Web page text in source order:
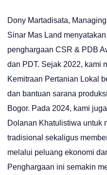
Dony Martadisata,
Sinar Mas Land
penghargaan CSR & PDB
dan PDT. Sejak 2022, kami
Kemitraan Pertanian Lokal
dan bantuan sarana
Bogor. Pada 2024, kami
Dolanan Khatulistiwa untuk
tradisional sekaligus
melalui peluang ekonomi
Penghargaan ini semakin